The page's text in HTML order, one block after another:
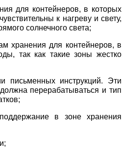
для контейнеров, в которых
к нагреву и свету,
солнечного света;
хранения для контейнеров, в
так как такие зоны жестко
письменных инструкций. Эти
перерабатываться и тип
в зоне хранения